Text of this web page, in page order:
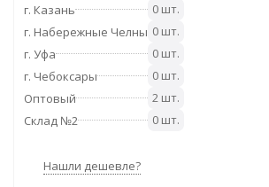
г. Казань
0 шт.
г. Набережные Челны 0 шт.
г. Уфа
0 шт.
г. Чебоксары
0 шт.
Оптовый
2 шт.
Склад №2
0 шт.
Нашли дешевле?